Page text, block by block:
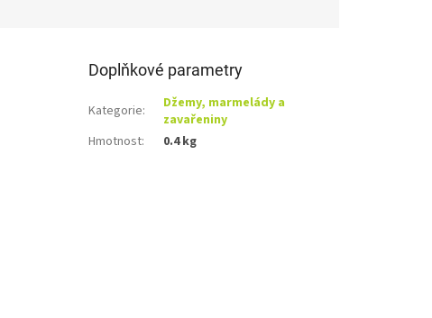
Doplňkové parametry
Kategorie:
Džemy, marmelády a
zavařeniny
Hmotnost: 0.4 kg